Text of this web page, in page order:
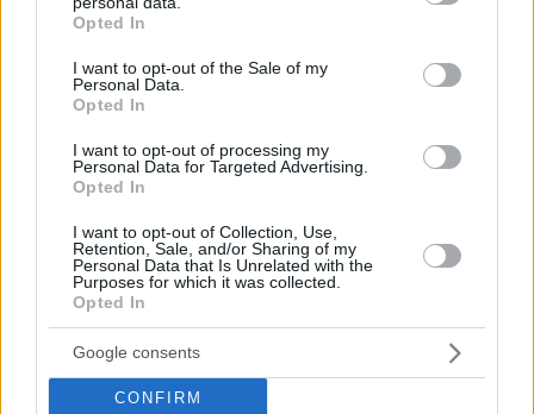
grant or deny consent to Google and its third-party tags to
use your data for below specified purposes in below Google
consent section.
Opted In
I want to opt-out of the Sale of my
Personal Data.
Opted In
I want to opt-out of processing my
Personal Data for Targeted Advertising.
Opted In
I want to opt-out of Collection, Use,
Retention, Sale, and/or Sharing of my
Personal Data that Is Unrelated with the
Purposes for which it was collected.
Opted In
Google consents
CONFIRM